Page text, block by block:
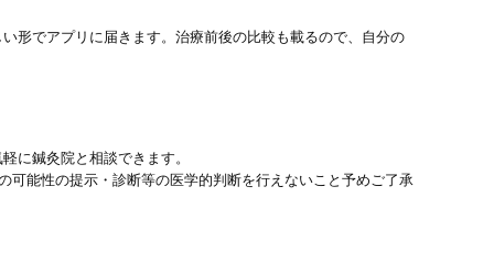
形でアプリに届きます。治療前後の比較も載るので、自分の
に鍼灸院と相談できます。
能性の提示・診断等の医学的判断を行えないこと予めご了承